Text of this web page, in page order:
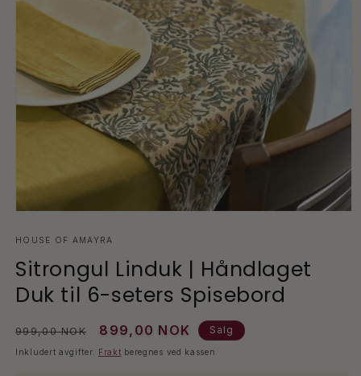
1
modal
HOUSE OF AMAYRA
Sitrongul Linduk | Håndlaget
Duk til 6-seters Spisebord
Vanlig
pris
999,00 NOK Salgspris
899,00 NOK Salg
Inkludert avgifter. Frakt beregnes ved kassen.